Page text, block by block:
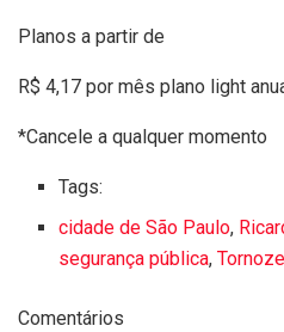
Planos a partir de
R$ 4,17 por mês plano light
*Cancele a qualquer momento
Tags:
cidade de São Paulo,
segurança pública,
Comentários